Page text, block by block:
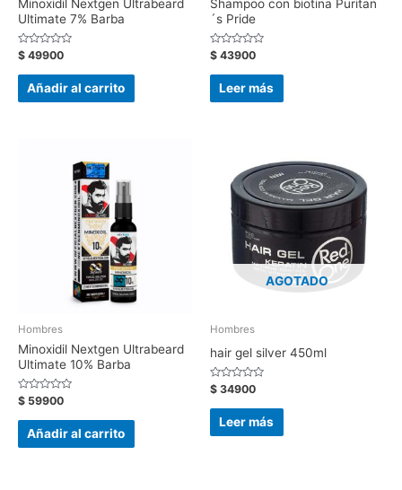
Minoxidil Nextgen Ultrabeard
Ultimate 7% Barba
Valorado
con
0
$ 49900
Añadir al carrito
Shampoo con biotina Puritan
´s Pride
Valorado
con
0
de
$ 43900
Leer más
Hombres
Minoxidil Nextgen Ultrabeard
Ultimate 10% Barba
Valorado
con
0
$ 59900
Añadir al carrito
AGOTADO
Hombres
hair gel silver 450ml
Valorado
con
0
de
$ 34900
Leer más